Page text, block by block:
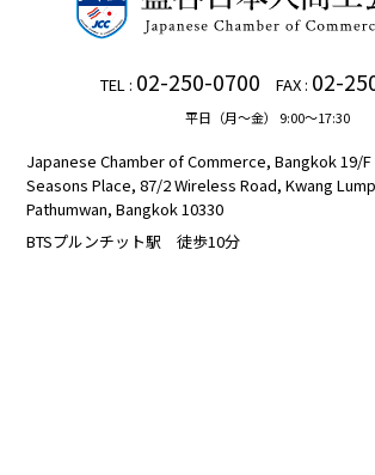
TEL : 02-250-0700 FAX : 02-
平日（月～金） 9:00～17:30
Japanese Chamber of Commerce, Bangkok 19/F
Seasons Place, 87/2 Wireless Road, Kwang
Pathumwan, Bangkok 10330
BTSプルンチット駅 徒歩10分